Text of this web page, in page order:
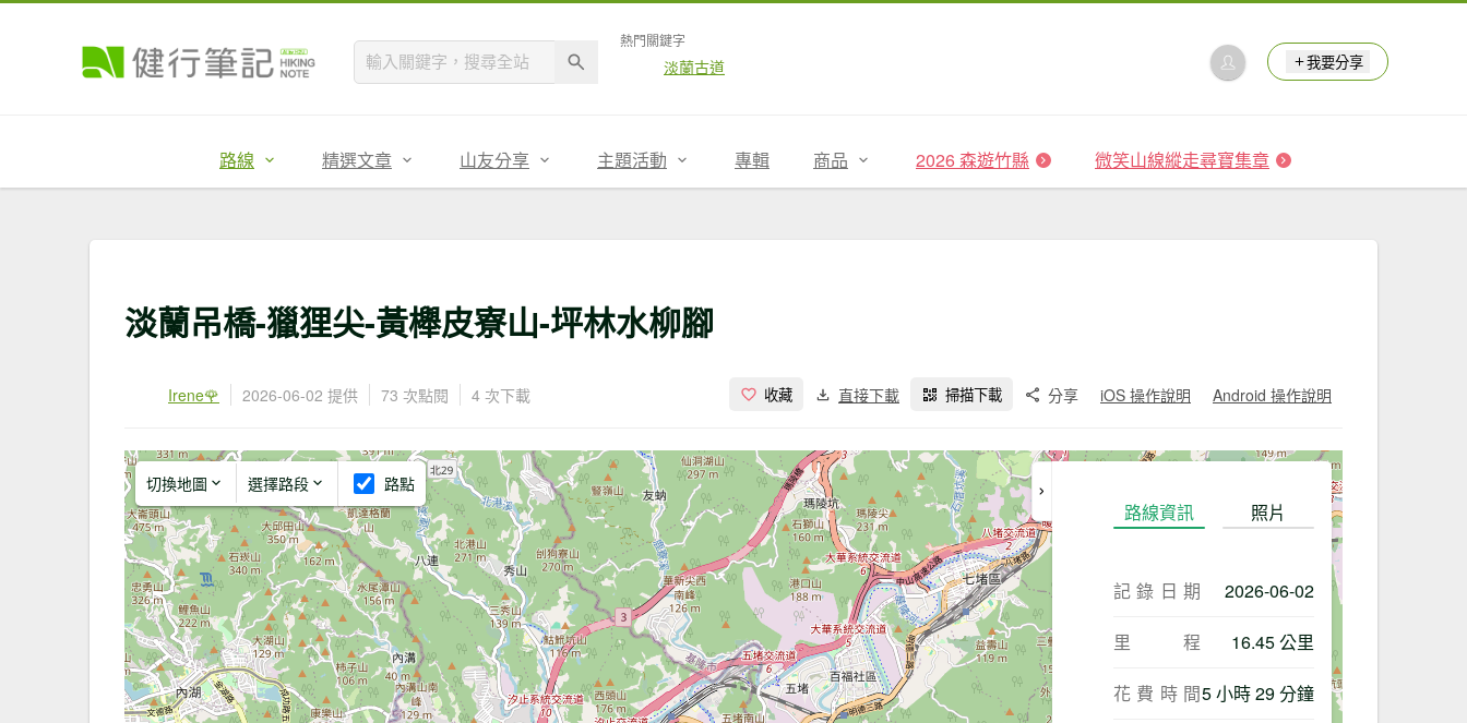
熱門關鍵字
淡蘭古道 我要分享
路線 精選文章 山友分享 主題活動 專輯 商品 2026 森遊竹縣 微笑山線縱走尋寶集章
淡蘭吊橋-獵狸尖-黃櫸皮寮山-坪林水柳腳
Irene🌹 2026-06-02 提供 73 次點閱 4 次下載 收藏 直接下載 掃描下載 分享 iOS 操作說明 Android 操作說明
切換地圖 選擇路段 路點
路線資訊 照片
記錄日期 2026-06-02
里程 16.45 公里
花費時間5 小時 29 分鐘